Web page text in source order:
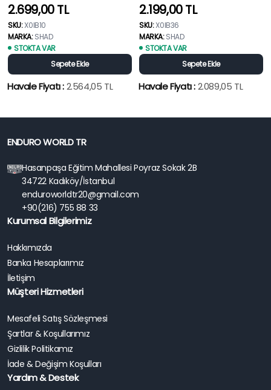
2.699,00TL
SKU:X0IB10
MARKA:SHAD
STOKTA VAR
Sepete Ekle
Havale Fiyatı :2.564,05 TL
2.199,00TL
SKU:X0IB36
MARKA:SHAD
STOKTA VAR
Sepete Ekle
Havale Fiyatı :2.089,05 TL
ENDURO WORLD TR
Hasanpaşa Eğitim Mahallesi Poyraz Sokak 2B
34722 Kadıköy/İstanbul
enduroworldtr20@gmail.com
+90(216) 755 88 33
Kurumsal Bilgilerimiz
Hakkımızda
Banka Hesaplarımız
İletişim
Müşteri Hizmetleri
Mesafeli Satış Sözleşmesi
Şartlar & Koşullarımız
Gizlilik Politikamız
İade & Değişim Koşulları
Yardım & Destek